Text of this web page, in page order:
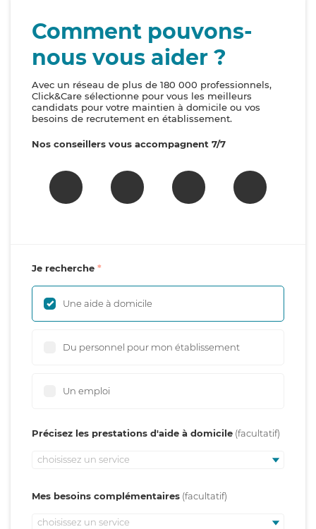
Comment pouvons-
nous vous aider ?
Avec un réseau de plus de 180 000 professionnels,
Click&Care sélectionne pour vous les meilleurs
candidats pour votre maintien à domicile ou vos
besoins de recrutement en établissement.
Nos conseillers vous accompagnent 7/7
Je recherche
Une aide à domicile
Du personnel pour mon établissement
Un emploi
Précisez les prestations d'aide à domicile
choisissez un service
Mes besoins complémentaires
choisissez un service